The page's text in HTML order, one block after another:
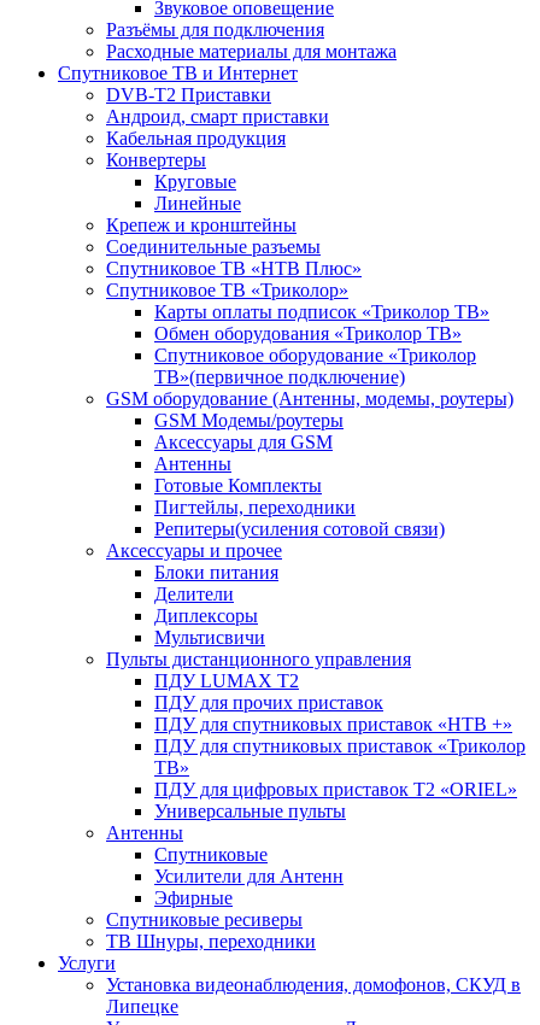
Звуковое оповещение
Разъёмы для подключения
Расходные материалы для монтажа
Спутниковое ТВ и Интернет
DVB-Т2 Приставки
Андроид, смарт приставки
Кабельная продукция
Конвертеры
Круговые
Линейные
Крепеж и кронштейны
Соединительные разъемы
Спутниковое ТВ «НТВ Плюс»
Спутниковое ТВ «Триколор»
Карты оплаты подписок «Триколор ТВ»
Обмен оборудования «Триколор ТВ»
Спутниковое оборудование «Триколор
ТВ»(первичное подключение)
GSM оборудование (Антенны, модемы, роутеры)
GSM Модемы/роутеры
Аксессуары для GSM
Антенны
Готовые Комплекты
Пигтейлы, переходники
Репитеры(усиления сотовой связи)
Аксессуары и прочее
Блоки питания
Делители
Диплексоры
Мультисвичи
Пульты дистанционного управления
ПДУ LUMAX Т2
ПДУ для прочих приставок
ПДУ для спутниковых приставок «НТВ +»
ПДУ для спутниковых приставок «Триколор
ТВ»
ПДУ для цифровых приставок Т2 «ORIEL»
Универсальные пульты
Антенны
Спутниковые
Усилители для Антенн
Эфирные
Спутниковые ресиверы
ТВ Шнуры, переходники
Услуги
Установка видеонаблюдения, домофонов, СКУД в
Липецке